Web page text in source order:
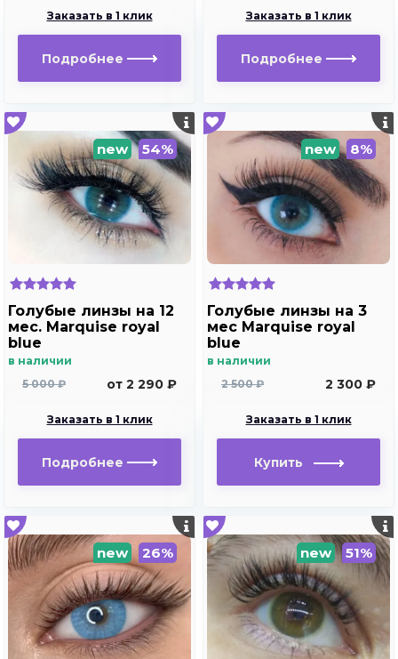
Заказать в 1 клик
Подробнее
Заказать в 1 клик
Подробнее
new 54%
Голубые линзы на 12
мес. Marquise royal
blue
в наличии
5 000 ₽
от 2 290 ₽
Заказать в 1 клик
Подробнее
new 8%
Голубые линзы на 3
мес Marquise royal
blue
в наличии
2 500 ₽
2 300 ₽
Заказать в 1 клик
new 26% new 51%